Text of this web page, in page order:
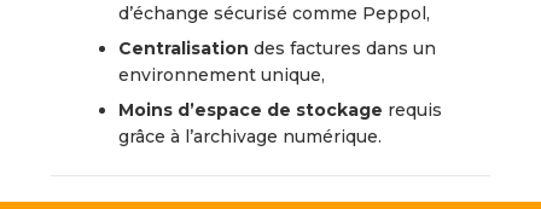
d’échange sécurisé comme Peppol,
Centralisation des factures dans un
environnement unique,
Moins d’espace de stockage requis
grâce à l’archivage numérique.